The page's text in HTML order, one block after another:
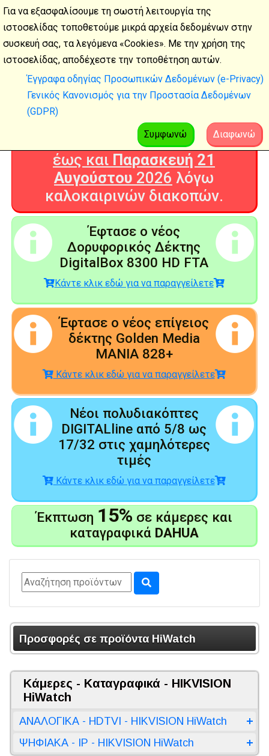
Καλοκαιρινές
διακοπές
Η Ψηφιακή Τεχνολογία θα είναι
ΚΛΕΙΣΤΗ απόΔευτέρα 3
Αυγούστου2026
έως και Παρασκευή 21
Αυγούστου 2026 λόγω
καλοκαιρινών διακοπών.
Έφτασε ο νέος
Δορυφορικός Δέκτης
DigitalBox 8300 HD FTA
Κάντε κλικ εδώ για να παραγγείλετε
Έφτασε ο νέος επίγειος
δέκτης Golden Media
MANIA 828+
Κάντε κλικ εδώ για να παραγγείλετε
Νέοι πολυδιακόπτες
DIGITALline από 5/8 ως
17/32 στις χαμηλότερες
τιμές
Κάντε κλικ εδώ για να παραγγείλετε
Έκπτωση 15% σε κάμερες και
καταγραφικά DAHUA
Προσφορές σε προϊόντα HiWatch
Κάμερες - Καταγραφικά - HIKVISION
HiWatch
ΑΝΑΛΟΓΙΚΑ - HDTVI - HIKVISION HiWatch
ΨΗΦΙΑΚΑ - IP - HIKVISION HiWatch
Για να εξασφαλίσουμε τη σωστή λειτουργία της
ιστοσελίδας τοποθετούμε μικρά αρχεία δεδομένων στην
συσκευή σας, τα λεγόμενα «Cookies». Με την χρήση της
ιστοσελίδας, αποδέχεστε την τοποθέτηση αυτών.
Έγγραφα οδηγίας Προσωπικών Δεδομένων (e-Privacy)
Γενικός Κανονισμός για την Προστασία Δεδομένων
(GDPR)
Διαφωνώ
Συμφωνώ